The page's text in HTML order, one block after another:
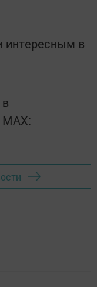
в
MАХ: